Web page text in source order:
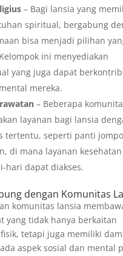
– Bagi lansia yang
spiritual, bergabung
bisa menjadi pilihan
ini menyediakan
yang juga dapat
mereka.
– Beberapa
layanan bagi lansia
tertentu, seperti panti
di mana layanan
hari dapat diakses.
dengan Komunitas
komunitas lansia
yang tidak hanya berkaitan
tetapi juga memiliki
aspek sosial dan mental